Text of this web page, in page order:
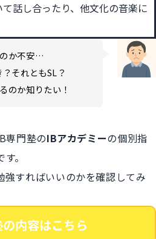
話し合ったり、他文化の音楽に
か不安…
それともSL？
のか知りたい！
専門塾のIBアカデミーの個別指
。
強すればいいのかを確認してみ
内容はこちら